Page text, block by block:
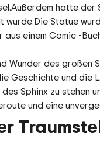
hatte
wurde.Die Statue
einem Comic -
Wunder des großen
Geschichte und die
Sphinx zu stehen
und eine